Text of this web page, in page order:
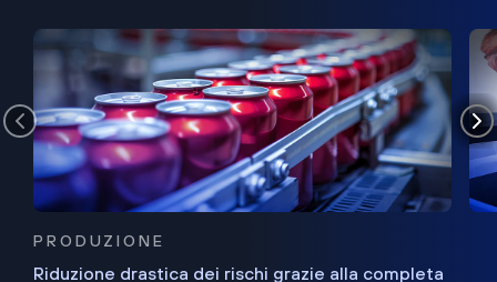
PRODUZIONE
Riduzione drastica dei rischi grazie alla completa